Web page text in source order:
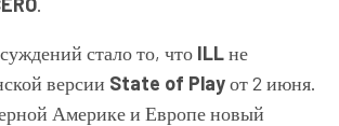
стало то, что ILLне
версии State of Playот 2 июня.
Америке и Европе новый